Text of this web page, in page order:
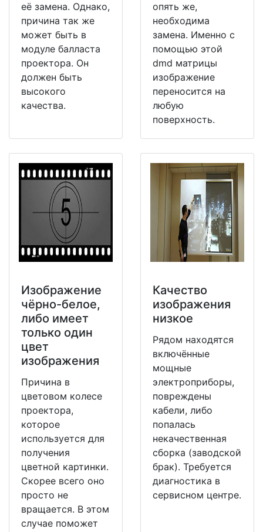
её замена. Однако,
причина так же
может быть в
модуле балласта
проектора. Он
должен быть
высокого
качества.
опять же,
необходима
замена. Именно с
помощью этой
dmd матрицы
изображение
переносится на
любую
поверхность.
Изображение
чёрно-белое,
либо имеет
только один
цвет
изображения
Причина в
цветовом колесе
проектора,
которое
используется для
получения
цветной картинки.
Скорее всего оно
просто не
вращается. В этом
случае поможет
Качество
изображения
низкое
Рядом находятся
включённые
мощные
электроприборы,
повреждены
кабели, либо
попалась
некачественная
сборка (заводской
брак). Требуется
диагностика в
сервисном центре.